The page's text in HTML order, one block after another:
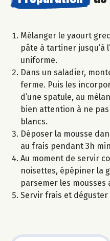
Mélanger le yaourt
pâte à tartiner jusqu’à
uniforme.
Dans un saladier,
ferme. Puis les
d’une spatule, au
bien attention à ne
blancs.
Déposer la mousse
au frais pendant 3h
Au moment de servir
noisettes, épépiner la
parsemer les mousses
Servir frais et déguster